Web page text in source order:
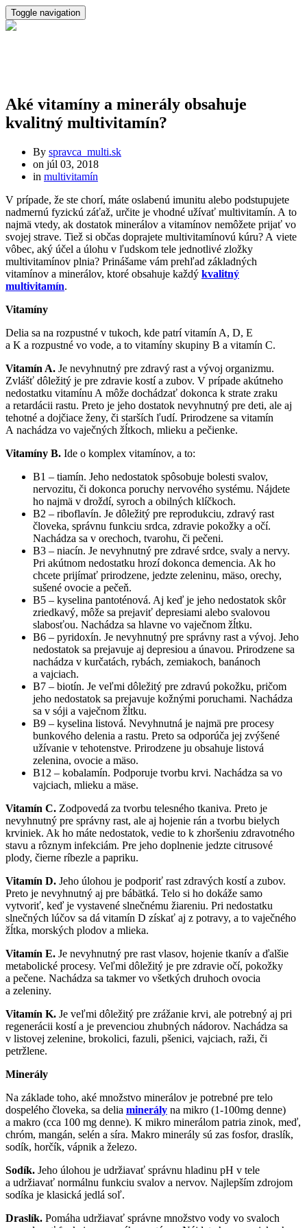
Toggle navigation
Aké vitamíny a minerály obsahuje
kvalitný multivitamín?
By spravca_multi.sk
on júl 03, 2018
in multivitamín
V prípade, že ste chorí, máte oslabenú imunitu alebo podstupujete
nadmernú fyzickú záťaž, určite je vhodné užívať multivitamín. A to
najmä vtedy, ak dostatok minerálov a vitamínov nemôžete prijať vo
svojej strave. Tiež si občas doprajete multivitamínovú kúru? A viete
vôbec, aký účel a úlohu v ľudskom tele jednotlivé zložky
multivitamínov plnia? Prinášame vám prehľad základných
vitamínov a minerálov, ktoré obsahuje každý kvalitný
multivitamín.
Vitamíny
Delia sa na rozpustné v tukoch, kde patrí vitamín A, D, E
a K a rozpustné vo vode, a to vitamíny skupiny B a vitamín C.
Vitamín A. Je nevyhnutný pre zdravý rast a vývoj organizmu.
Zvlášť dôležitý je pre zdravie kostí a zubov. V prípade akútneho
nedostatku vitamínu A môže dochádzať dokonca k strate zraku
a retardácii rastu. Preto je jeho dostatok nevyhnutný pre deti, ale aj
tehotné a dojčiace ženy, či starších ľudí. Prirodzene sa vitamín
A nachádza vo vaječných žĺtkoch, mlieku a pečienke.
Vitamíny B. Ide o komplex vitamínov, a to:
B1 – tiamín. Jeho nedostatok spôsobuje bolesti svalov,
nervozitu, či dokonca poruchy nervového systému. Nájdete
ho najmä v droždí, syroch a obilných klíčkoch.
B2 – riboflavín. Je dôležitý pre reprodukciu, zdravý rast
človeka, správnu funkciu srdca, zdravie pokožky a očí.
Nachádza sa v orechoch, tvarohu, či pečeni.
B3 – niacín. Je nevyhnutný pre zdravé srdce, svaly a nervy.
Pri akútnom nedostatku hrozí dokonca demencia. Ak ho
chcete prijímať prirodzene, jedzte zeleninu, mäso, orechy,
sušené ovocie a pečeň.
B5 – kyselina pantoténová. Aj keď je jeho nedostatok skôr
zriedkavý, môže sa prejaviť depresiami alebo svalovou
slabosťou. Nachádza sa hlavne vo vaječnom žĺtku.
B6 – pyridoxín. Je nevyhnutný pre správny rast a vývoj. Jeho
nedostatok sa prejavuje aj depresiou a únavou. Prirodzene sa
nachádza v kurčatách, rybách, zemiakoch, banánoch
a vajciach.
B7 – biotín. Je veľmi dôležitý pre zdravú pokožku, pričom
jeho nedostatok sa prejavuje kožnými poruchami. Nachádza
sa v sóji a vaječnom žĺtku.
B9 – kyselina listová. Nevyhnutná je najmä pre procesy
bunkového delenia a rastu. Preto sa odporúča jej zvýšené
užívanie v tehotenstve. Prirodzene ju obsahuje listová
zelenina, ovocie a mäso.
B12 – kobalamín. Podporuje tvorbu krvi. Nachádza sa vo
vajciach, mlieku a mäse.
Vitamín C. Zodpovedá za tvorbu telesného tkaniva. Preto je
nevyhnutný pre správny rast, ale aj hojenie rán a tvorbu bielych
krviniek. Ak ho máte nedostatok, vedie to k zhoršeniu zdravotného
stavu a rôznym infekciám. Pre jeho doplnenie jedzte citrusové
plody, čierne ríbezle a papriku.
Vitamín D. Jeho úlohou je podporiť rast zdravých kostí a zubov.
Preto je nevyhnutný aj pre bábätká. Telo si ho dokáže samo
vytvoriť, keď je vystavené slnečnému žiareniu. Pri nedostatku
slnečných lúčov sa dá vitamín D získať aj z potravy, a to vaječného
žĺtka, morských plodov a mlieka.
Vitamín E. Je nevyhnutný pre rast vlasov, hojenie tkanív a ďalšie
metabolické procesy. Veľmi dôležitý je pre zdravie očí, pokožky
a pečene. Nachádza sa takmer vo všetkých druhoch ovocia
a zeleniny.
Vitamín K. Je veľmi dôležitý pre zrážanie krvi, ale potrebný aj pri
regenerácii kostí a je prevenciou zhubných nádorov. Nachádza sa
v listovej zelenine, brokolici, fazuli, pšenici, vajciach, raži, či
petržlene.
Minerály
Na základe toho, aké množstvo minerálov je potrebné pre telo
dospelého človeka, sa delia minerály na mikro (1-100mg denne)
a makro (cca 100 mg denne). K mikro minerálom patria zinok, meď,
chróm, mangán, selén a síra. Makro minerály sú zas fosfor, draslík,
sodík, horčík, vápnik a železo.
Sodík. Jeho úlohou je udržiavať správnu hladinu pH v tele
a udržiavať normálnu funkciu svalov a nervov. Najlepším zdrojom
sodíka je klasická jedlá soľ.
Draslík. Pomáha udržiavať správne množstvo vody vo svaloch